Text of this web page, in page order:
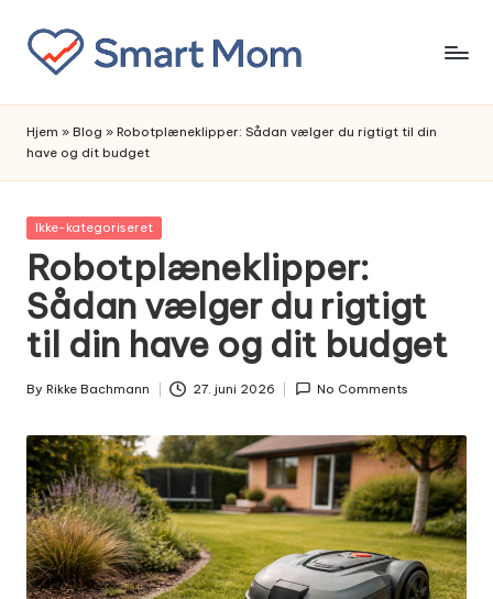
Skip
content
Hjem » Blog » Robotplæneklipper: Sådan vælger du rigtigt til din
have og dit budget
Posted
Ikke-kategoriseret
Robotplæneklipper:
Sådan vælger du rigtigt
til din have og dit budget
Posted
By Rikke Bachmann 27. juni 2026 No Comments